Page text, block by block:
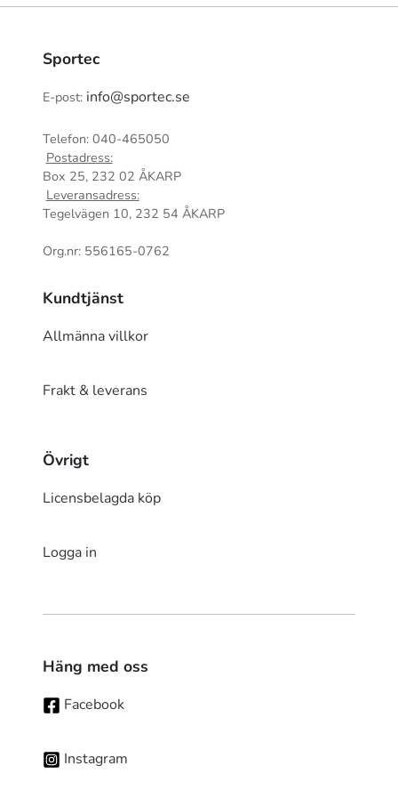
Sportec
E-post: info@sportec.se
Telefon: 040-465050
Postadress:
Box 25, 232 02 ÅKARP
Leveransadress:
Tegelvägen 10, 232 54 ÅKARP
Org.nr: 556165-0762
Kundtjänst
Allmänna villkor
Frakt & leverans
Övrigt
Licensbelagda köp
Logga in
Häng med oss
Facebook
Instagram